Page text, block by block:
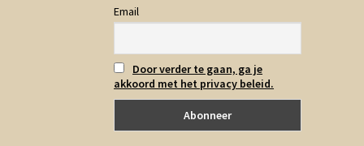
Email
Door verder te gaan, ga je
akkoord met het privacy beleid.